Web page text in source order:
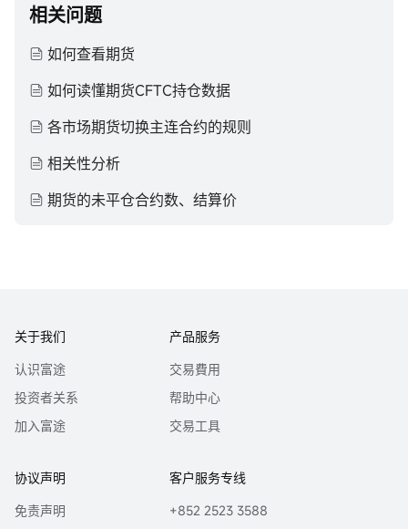
相关问题
如何查看期货
如何读懂期货CFTC持仓数据
各市场期货切换主连合约的规则
相关性分析
期货的未平仓合约数、结算价
关于我们
认识富途
投资者关系
加入富途
产品服务
交易費用
帮助中心
交易工具
协议声明
免责声明
客户服务专线
+852 2523 3588